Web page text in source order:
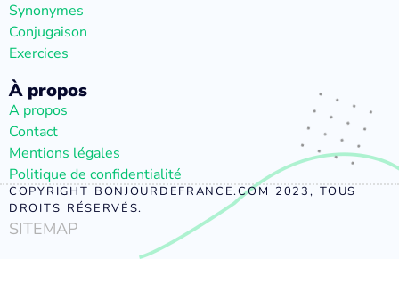
Synonymes
Conjugaison
Exercices
À propos
A propos
Contact
Mentions légales
Politique de confidentialité
COPYRIGHT BONJOURDEFRANCE.COM 2023, TOUS
DROITS RÉSERVÉS.
SITEMAP